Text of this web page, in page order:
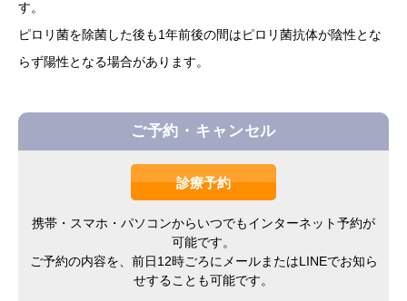
す。
ピロリ菌を除菌した後も1年前後の間はピロリ菌抗体が陰性とな
らず陽性となる場合があります。
ご予約・キャンセル
診療予約
携帯・スマホ・パソコンからいつでもインターネット予約が
可能です。
ご予約の内容を、前日12時ごろにメールまたはLINEでお知ら
せすることも可能です。